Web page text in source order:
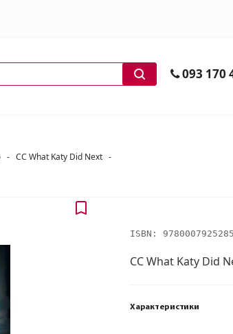
093 170
- CC What Katy Did Next -
ISBN: 9780007925285
CC What Katy Did
Характеристики